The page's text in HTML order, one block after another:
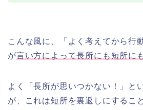
こんな風に、「よく考えてから行
が言い方によって長所にも短所に
よく「長所が思いつかない！」と
が、これは短所を裏返しにするこ